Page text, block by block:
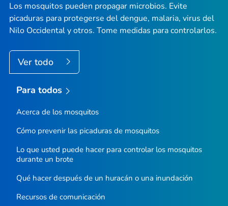
Los mosquitos pueden propagar microbios. Evite
picaduras para protegerse del dengue, malaria, virus del
Nilo Occidental y otros. Tome medidas para controlarlos.
Ver todo
Para todos
Acerca de los mosquitos
Cómo prevenir las picaduras de mosquitos
Lo que usted puede hacer para controlar los mosquitos
durante un brote
Qué hacer después de un huracán o una inundación
Recursos de comunicación